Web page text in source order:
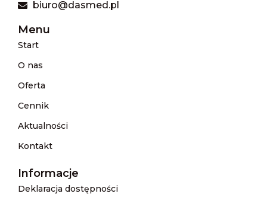
biuro@dasmed.pl
Menu
Start
O nas
Oferta
Cennik
Aktualności
Kontakt
Informacje
Deklaracja dostępności